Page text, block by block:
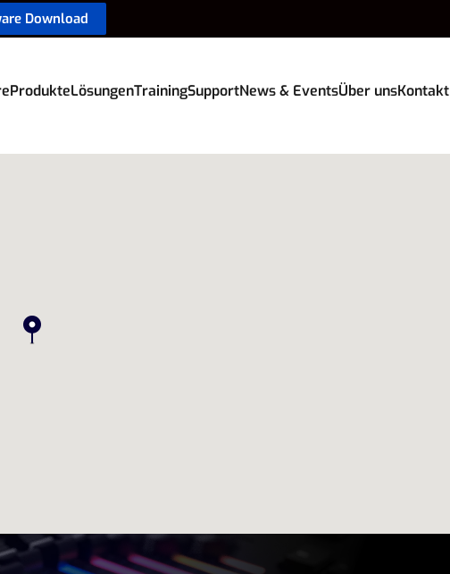
Download
ProdukteLösungenTrainingSupportNews & EventsÜber unsKontakt